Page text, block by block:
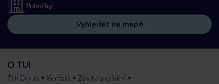
Pobočky
Vyhledat na mapě
O TUI
TUI Group Kontakt
Záruka pojištění